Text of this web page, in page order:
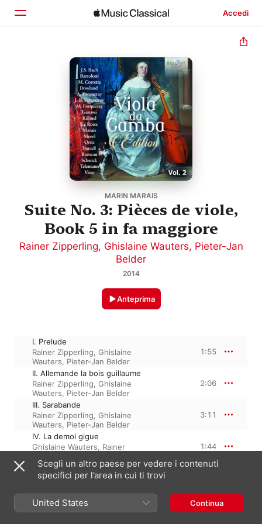
Accedi
MARIN MARAIS
Suite No. 3: Pièces de viole,
Book 5 in fa maggiore
Rainer Zipperling, Ghislaine Wauters, Pieter-Jan
Belder
2014
Anteprima
I. Prelude
Rainer Zipperling, Ghislaine
Wauters, Pieter-Jan Belder
1:55
II. Allemande la bois guillaume
Rainer Zipperling, Ghislaine
Wauters, Pieter-Jan Belder
2:06
III. Sarabande
Rainer Zipperling, Ghislaine
Wauters, Pieter-Jan Belder
3:11
IV. La demoi gigue
Ghislaine Wauters, Rainer
1:44
V. Menuet I
Ghislaine Wauters,Rainer
VI. Menuet II – Double
Rainer Zipperling,Pieter-Jan
Scegli un altro paese per vedere i contenuti
specifici per l’area in cui ti trovi
United States Continua